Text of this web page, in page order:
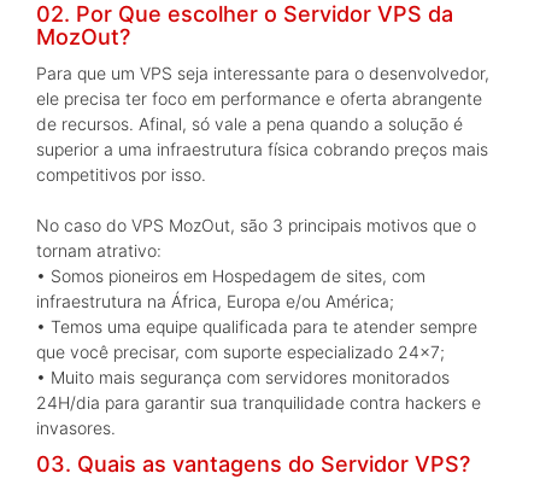
02. Por Que escolher o Servidor VPS da
MozOut?
Para que um VPS seja interessante para o desenvolvedor,
ele precisa ter foco em performance e oferta abrangente
de recursos. Afinal, só vale a pena quando a solução é
superior a uma infraestrutura física cobrando preços mais
competitivos por isso.
No caso do VPS MozOut, são 3 principais motivos que o
tornam atrativo:
• Somos pioneiros em Hospedagem de sites, com
infraestrutura na África, Europa e/ou América;
• Temos uma equipe qualificada para te atender sempre
que você precisar, com suporte especializado 24x7;
• Muito mais segurança com servidores monitorados
24H/dia para garantir sua tranquilidade contra hackers e
invasores.
03. Quais as vantagens do Servidor VPS?